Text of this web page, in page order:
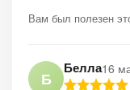
Вам был полезен
Б
Белла16